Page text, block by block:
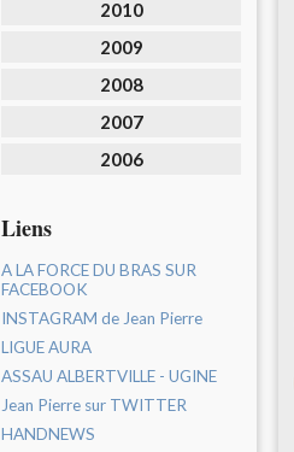
2010
2009
2008
2007
2006
Liens
A LA FORCE DU BRAS SUR
FACEBOOK
INSTAGRAM de Jean Pierre
LIGUE AURA
ASSAU ALBERTVILLE - UGINE
Jean Pierre sur TWITTER
HANDNEWS